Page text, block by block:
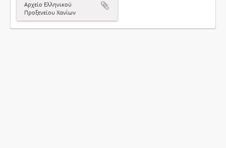
Αρχείο Ελληνικού
Προξενείου Χανίων